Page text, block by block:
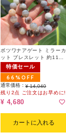
ボツワナアゲート ミラーカ
ット ブレスレット 約11～
12mm（ランダム）
特価セール
66%OFF
通常価格：¥ 14,040
残り2点 ご注文はお早めに!
¥ 4,680
カートに入れる